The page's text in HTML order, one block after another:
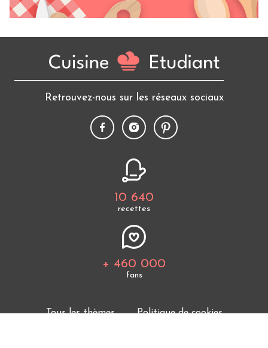
Retrouvez-nous sur les réseaux sociaux
10 640
recettes
+ 460 000
fans
Tous les thèmes
Politique de cookies